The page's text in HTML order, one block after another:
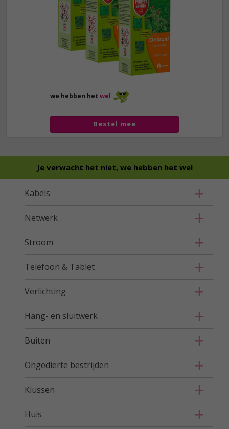
we hebben het wel
Bestel mee
Je verwacht het niet, we hebben het wel
Kabels
Netwerk
Stroom
Telefoon & Tablet
Verlichting
Hang- en sluitwerk
Buiten
Ongedierte bestrijden
Klussen
Huis